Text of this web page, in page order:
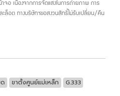
จอ เนื่องจากการจัดแสงในการถ่ายภาพ การ
ะล็อต ทางบริษัทฯขอสงวนสิทธิ์ไม่รับเปลี่ยน/คืน
ขาตั้งศูนย์แม่เหล็ก G.333